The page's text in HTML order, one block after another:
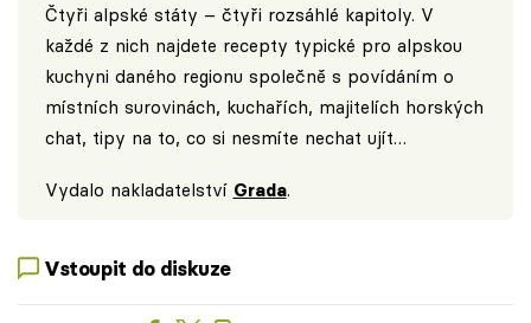
Čtyři alpské státy – čtyři rozsáhlé kapitoly. V
každé z nich najdete recepty typické pro alpskou
kuchyni daného regionu společně s povídáním o
místních surovinách, kuchařích, majitelích horských
chat, tipy na to, co si nesmíte nechat ujít…
Vydalo nakladatelství Grada.
Vstoupit do diskuze